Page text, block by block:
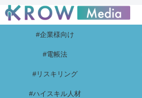
#企業様向け
#電帳法
#リスキリング
#ハイスキル人材